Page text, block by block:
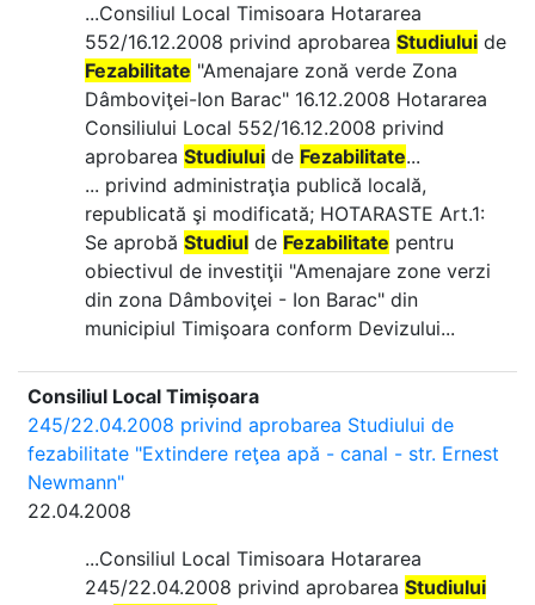
...Consiliul Local Timisoara Hotararea
552/16.12.2008 privind aprobarea Studiului de
Fezabilitate "Amenajare zonă verde Zona
Dâmboviţei-Ion Barac" 16.12.2008 Hotararea
Consiliului Local 552/16.12.2008 privind
aprobarea Studiului de Fezabilitate...
... privind administraţia publică locală,
republicată şi modificată; HOTARASTE Art.1:
Se aprobă Studiul de Fezabilitate pentru
obiectivul de investiţii "Amenajare zone verzi
din zona Dâmboviţei - Ion Barac" din
municipiul Timişoara conform Devizului...
Consiliul Local Timișoara
245/22.04.2008 privind aprobarea Studiului de
fezabilitate "Extindere reţea apă - canal - str. Ernest
Newmann"
22.04.2008
...Consiliul Local Timisoara Hotararea
245/22.04.2008 privind aprobarea Studiului